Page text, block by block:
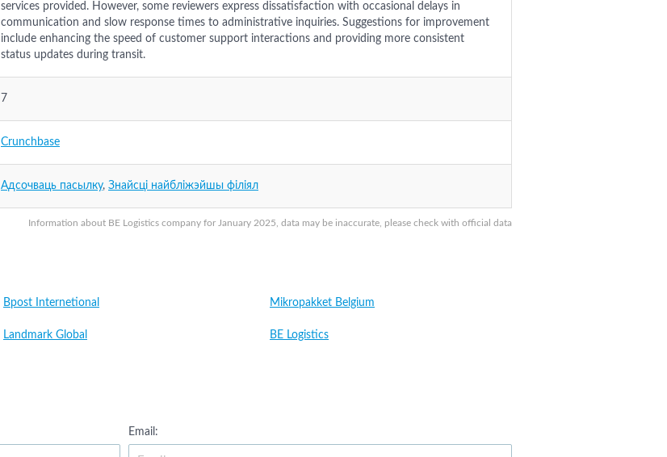
Information about BE Logistics company for January 2025, data may be inaccurate, please check with official data
services provided. However, some reviewers express dissatisfaction with occasional delays in
communication and slow response times to administrative inquiries. Suggestions for improvement
include enhancing the speed of customer support interactions and providing more consistent
status updates during transit.
7
Crunchbase
Адсочваць пасылку, Знайсці найбліжэйшы філіял
Bpost Internetional Mikropakket Belgium
Landmark Global BE Logistics
Email: